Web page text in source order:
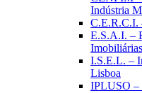
Indústria
C.E.R.C.I.
E.S.A.I. –
Imobiliárias
I.S.E.L. –
Lisboa
IPLUSO –